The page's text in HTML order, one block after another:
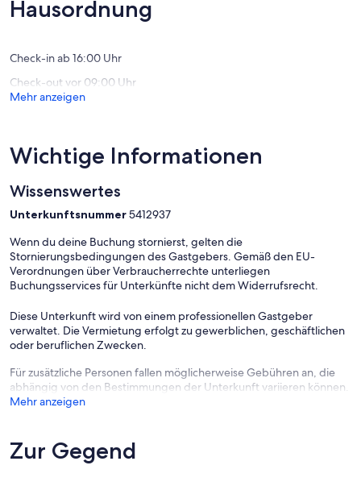
Lebensmittel: M-Preis, 3 km
Zug: Schönwies Bahnhof, 24,4 km
Zug: Imst-Pitztal, 33,7 km
Öffentliches Schwimmbad: Prutz, 3 km
Nach der Buchung haben Sie folgende Zahlungsmöglichkeiten:
Banküberweisung, Sofortüberweisung, Eurocard/ Mastercard,
(124
Hausordnung
Check-in ab 16:00 Uhr
Check-out vor 09:00 Uhr
Mehr anzeigen
Wichtige Informationen
Wissenswertes
Unterkunftsnummer5412937
Wenn du deine Buchung stornierst, gelten die
Stornierungsbedingungen des Gastgebers. Gemäß den EU-
Verordnungen über Verbraucherrechte unterliegen
Buchungsservices für Unterkünfte nicht dem Widerrufsrecht.
Diese Unterkunft wird von einem professionellen Gastgeber
verwaltet. Die Vermietung erfolgt zu gewerblichen, geschäftlichen
oder beruflichen Zwecken.
Für zusätzliche Personen fallen möglicherweise Gebühren an, die
abhängig von den Bestimmungen der Unterkunft variieren können.
Mehr anzeigen
Zur Gegend